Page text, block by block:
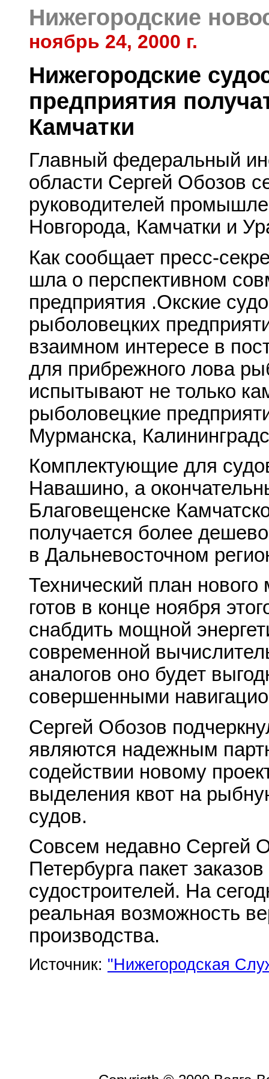
Нижегородские
ноябрь 24, 2000 г.
Нижегородские
предприятия
Камчатки
Главный федеральный
области Сергей Обозов
руководителей
Новгорода, Камчатки и
Как сообщает пресс-
шла о перспективном
предприятия .Окские
рыболовецких
взаимном интересе в
для прибрежного лова
испытывают не только
рыболовецкие
Мурманска,
Комплектующие для
Навашино, а
Благовещенске
получается более
в Дальневосточном
Технический план
готов в конце ноября
снабдить мощной
современной
аналогов оно будет
совершенными
Сергей Обозов
являются надежным
содействии новому
выделения квот на
судов.
Совсем недавно Сергей
Петербурга пакет
судостроителей. На
реальная возможность
производства.
Источник: "Нижегородская